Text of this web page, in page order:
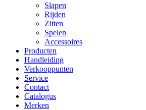
Slapen
Rijden
Zitten
Spelen
Accessoires
Producten
Handleiding
Verkooppunten
Service
Contact
Catalogus
Merken